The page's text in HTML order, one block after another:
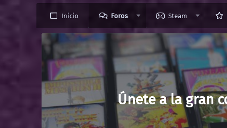
Inicio Foros Steam
Únete a la gran